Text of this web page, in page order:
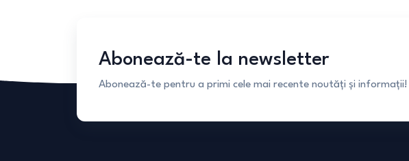
Abonează-te la newsletter
Abonează-te pentru a primi cele mai recente noutăți și informații!